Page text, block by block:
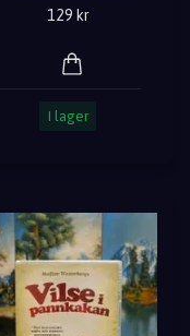
129 kr
I lager